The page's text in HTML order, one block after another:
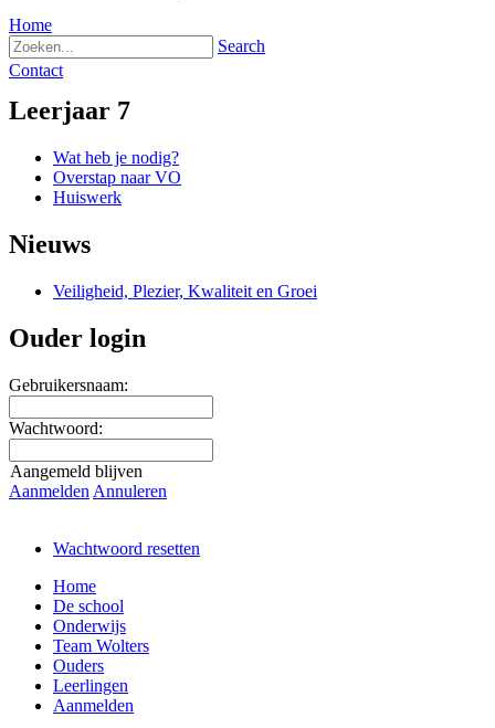
Home
Search
Contact
Leerjaar 7
Wat heb je nodig?
Overstap naar VO
Huiswerk
Nieuws
Veiligheid, Plezier, Kwaliteit en Groei
Ouder login
Gebruikersnaam:
Wachtwoord:
Aangemeld blijven
Aanmelden Annuleren
Wachtwoord resetten
Home
De school
Onderwijs
Team Wolters
Ouders
Leerlingen
Aanmelden